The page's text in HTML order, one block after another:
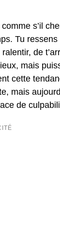
s’il
Tu
de
mais
cette
mais
de